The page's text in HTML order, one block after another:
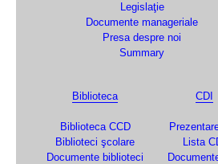
Legislaţie
Documente manageriale
Presa despre noi
Summary
Biblioteca
Biblioteca CCD
Biblioteci şcolare
Documente biblioteci
CDI
Lista